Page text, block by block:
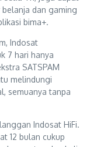
dan gaming
bima+.
Indosat
7 hari hanya
SATSPAM
melindungi
semuanya tanpa
Indosat HiFi.
12 bulan cukup